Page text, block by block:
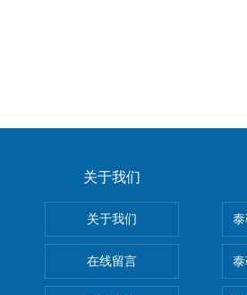
关于我们
关于我们
在线留言